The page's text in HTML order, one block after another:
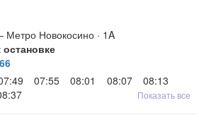
Новокосино · 1A
07:55 08:01 08:07
08:13
Показать все